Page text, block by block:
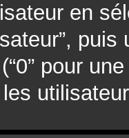
en
pour